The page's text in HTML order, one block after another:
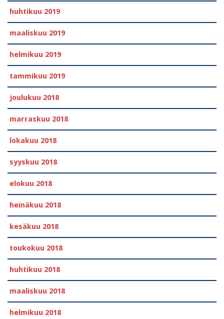
huhtikuu 2019
maaliskuu 2019
helmikuu 2019
tammikuu 2019
joulukuu 2018
marraskuu 2018
lokakuu 2018
syyskuu 2018
elokuu 2018
heinäkuu 2018
kesäkuu 2018
toukokuu 2018
huhtikuu 2018
maaliskuu 2018
helmikuu 2018